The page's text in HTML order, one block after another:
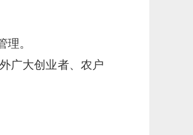
。
广大创业者、农户